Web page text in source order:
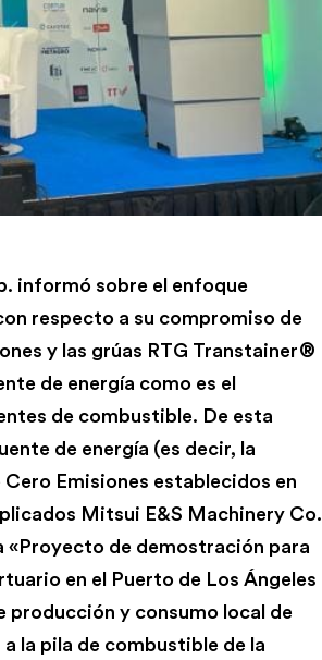
informó sobre el enfoque
respecto a su compromiso de
y las grúas RTG Transtainer®
de energía como es el
de combustible. De esta
de energía (es decir, la
Emisiones establecidos en
Mitsui E&S Machinery Co.
«Proyecto de demostración para
en el Puerto de Los Ángeles
producción y consumo local de
la pila de combustible de la